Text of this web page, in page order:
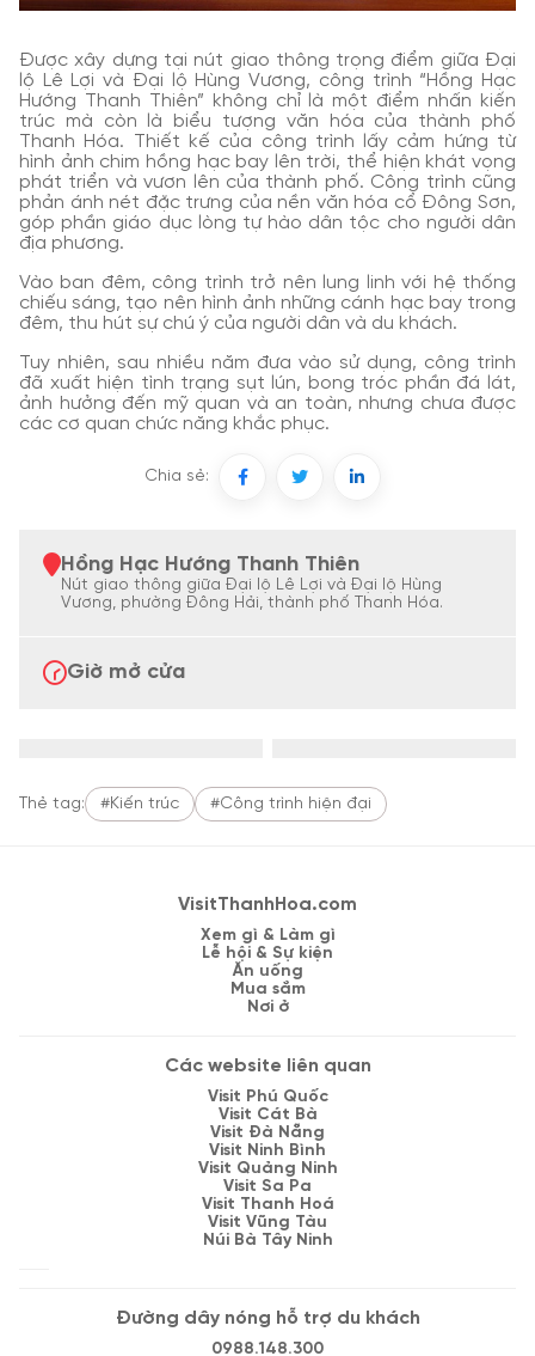
Được xây dựng tại nút giao thông trọng điểm giữa Đại
lộ Lê Lợi và Đại lộ Hùng Vương, công trình “Hồng Hạc
Hướng Thanh Thiên” không chỉ là một điểm nhấn kiến
trúc mà còn là biểu tượng văn hóa của thành phố
Thanh Hóa. Thiết kế của công trình lấy cảm hứng từ
hình ảnh chim hồng hạc bay lên trời, thể hiện khát vọng
phát triển và vươn lên của thành phố. Công trình cũng
phản ánh nét đặc trưng của nền văn hóa cổ Đông Sơn,
góp phần giáo dục lòng tự hào dân tộc cho người dân
địa phương.
Vào ban đêm, công trình trở nên lung linh với hệ thống
chiếu sáng, tạo nên hình ảnh những cánh hạc bay trong
đêm, thu hút sự chú ý của người dân và du khách.
Tuy nhiên, sau nhiều năm đưa vào sử dụng, công trình
đã xuất hiện tình trạng sụt lún, bong tróc phần đá lát,
ảnh hưởng đến mỹ quan và an toàn, nhưng chưa được
các cơ quan chức năng khắc phục.
Chia sẻ:
Hồng Hạc Hướng Thanh Thiên
Nút giao thông giữa Đại lộ Lê Lợi và Đại lộ Hùng
Vương, phường Đông Hải, thành phố Thanh Hóa.
Giờ mở cửa
Thẻ tag: #Kiến trúc #Công trình hiện đại
VisitThanhHoa.com
Xem gì & Làm gì
Lễ hội & Sự kiện
Ăn uống
Mua sắm
Nơi ở
Các website liên quan
Visit Phú Quốc
Visit Cát Bà
Visit Đà Nẵng
Visit Ninh Bình
Visit Quảng Ninh
Visit Sa Pa
Visit Thanh Hoá
Visit Vũng Tàu
Núi Bà Tây Ninh
Đường dây nóng hỗ trợ du khách
0988.148.300